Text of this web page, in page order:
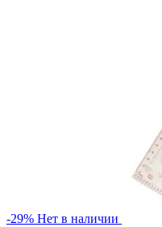
-29% Нет в наличии